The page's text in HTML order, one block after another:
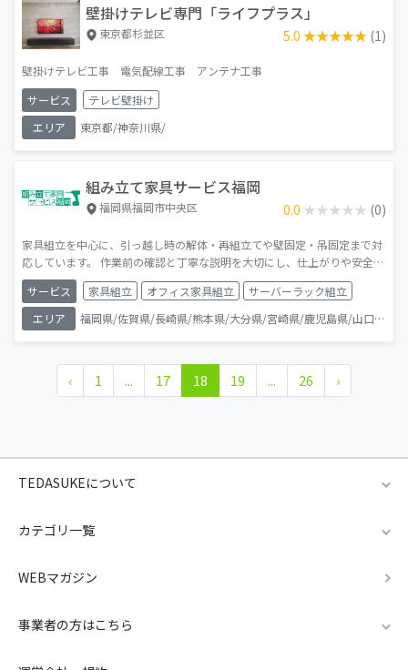
壁掛けテレビ専門「ライフプラス」
東京都杉並区 5.0 ★★★★★
★★★★★ (1)
壁掛けテレビ工事 電気配線工事 アンテナ工事
サービス
テレビ壁掛け
エリア
東京都/神奈川県/
組み立て家具サービス福岡
福岡県福岡市中央区 0.0 ★★★★★
★★★★★ (0)
家具組立を中心に、引っ越し時の解体・再組立てや壁固定・吊固定まで対
応しています。 作業前の確認と丁寧な説明を大切にし、仕上がりや安全性
を重視した作業を心がけています。 ご自宅用・オフィス家具どちらも対応
可能で、初めての方でも安心してご依頼いただけます。
サービス 家具組立 オフィス家具組立
サーバーラック組立
エリア
福岡県/佐賀県/長崎県/熊本県/大分県/宮崎県/鹿児島県/山口県/
‹ 1 ... 17 18 19 ... 26 ›
TEDASUKEについて
カテゴリ一覧
WEBマガジン
事業者の方はこちら